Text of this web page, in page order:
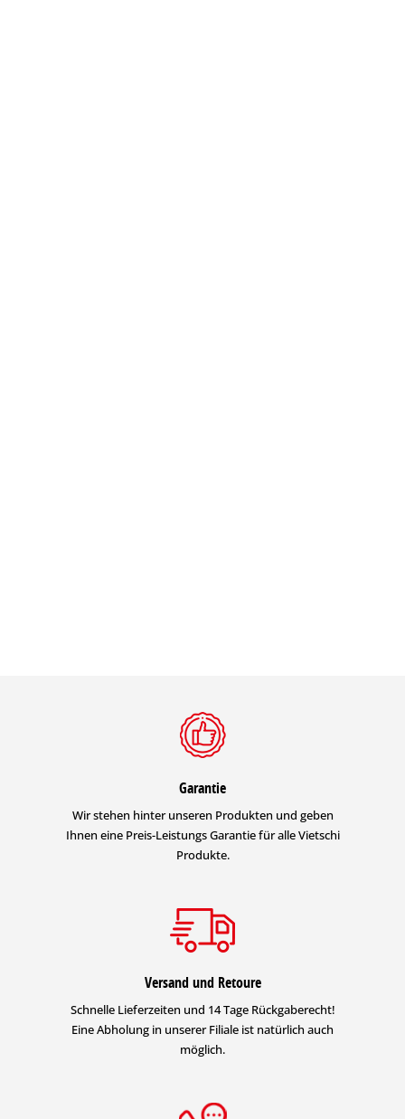
Garantie
Wir stehen hinter unseren Produkten und geben
Ihnen eine Preis-Leistungs Garantie für alle Vietschi
Produkte.
Versand und Retoure
Schnelle Lieferzeiten und 14 Tage Rückgaberecht!
Eine Abholung in unserer Filiale ist natürlich auch
möglich.